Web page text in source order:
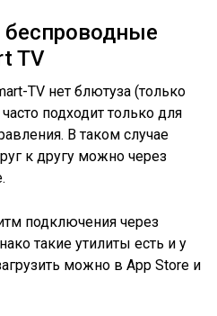
TV
TV нет блютуза (только
подходит только для
В таком случае
к другу можно через
подключения через
такие утилиты есть и у
можно в App Store и